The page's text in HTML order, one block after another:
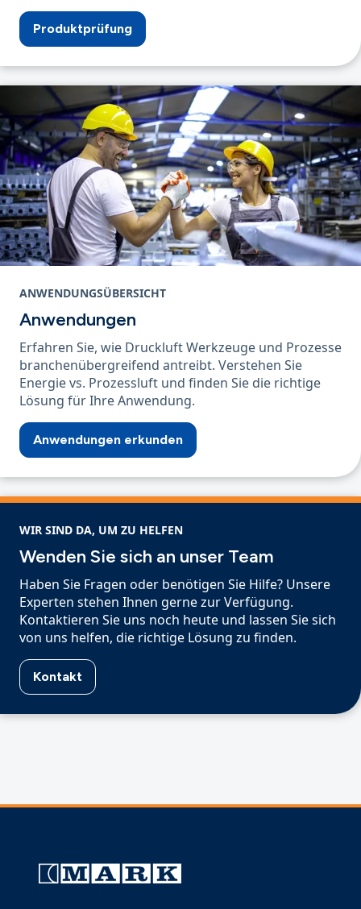
Produktprüfung
ANWENDUNGSÜBERSICHT
Anwendungen
Erfahren Sie, wie Druckluft Werkzeuge und Prozesse
branchenübergreifend antreibt. Verstehen Sie
Energie vs. Prozessluft und finden Sie die richtige
Lösung für Ihre Anwendung.
Anwendungen erkunden
WIR SIND DA, UM ZU HELFEN
Wenden Sie sich an unser Team
Haben Sie Fragen oder benötigen Sie Hilfe? Unsere
Experten stehen Ihnen gerne zur Verfügung.
Kontaktieren Sie uns noch heute und lassen Sie sich
von uns helfen, die richtige Lösung zu finden.
Kontakt